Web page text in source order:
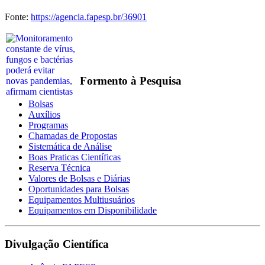
Fonte: https://agencia.fapesp.br/36901
Formento à Pesquisa
Bolsas
Auxílios
Programas
Chamadas de Propostas
Sistemática de Análise
Boas Praticas Científicas
Reserva Técnica
Valores de Bolsas e Diárias
Oportunidades para Bolsas
Equipamentos Multiusuários
Equipamentos em Disponibilidade
Divulgação Científica